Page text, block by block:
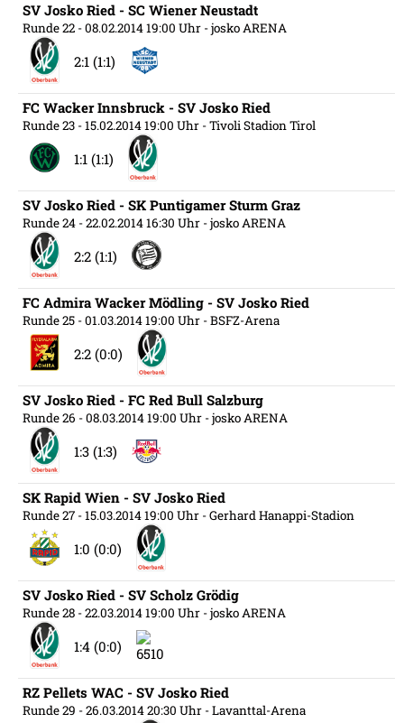
SV Josko Ried - SC Wiener Neustadt
Runde 22 - 08.02.2014 19:00 Uhr - josko ARENA
2:1 (1:1)
FC Wacker Innsbruck - SV Josko Ried
Runde 23 - 15.02.2014 19:00 Uhr - Tivoli Stadion Tirol
1:1 (1:1)
SV Josko Ried - SK Puntigamer Sturm Graz
Runde 24 - 22.02.2014 16:30 Uhr - josko ARENA
2:2 (1:1)
FC Admira Wacker Mödling - SV Josko Ried
Runde 25 - 01.03.2014 19:00 Uhr - BSFZ-Arena
2:2 (0:0)
SV Josko Ried - FC Red Bull Salzburg
Runde 26 - 08.03.2014 19:00 Uhr - josko ARENA
1:3 (1:3)
SK Rapid Wien - SV Josko Ried
Runde 27 - 15.03.2014 19:00 Uhr - Gerhard Hanappi-Stadion
1:0 (0:0)
SV Josko Ried - SV Scholz Grödig
Runde 28 - 22.03.2014 19:00 Uhr - josko ARENA
1:4 (0:0)
RZ Pellets WAC - SV Josko Ried
Runde 29 - 26.03.2014 20:30 Uhr - Lavanttal-Arena